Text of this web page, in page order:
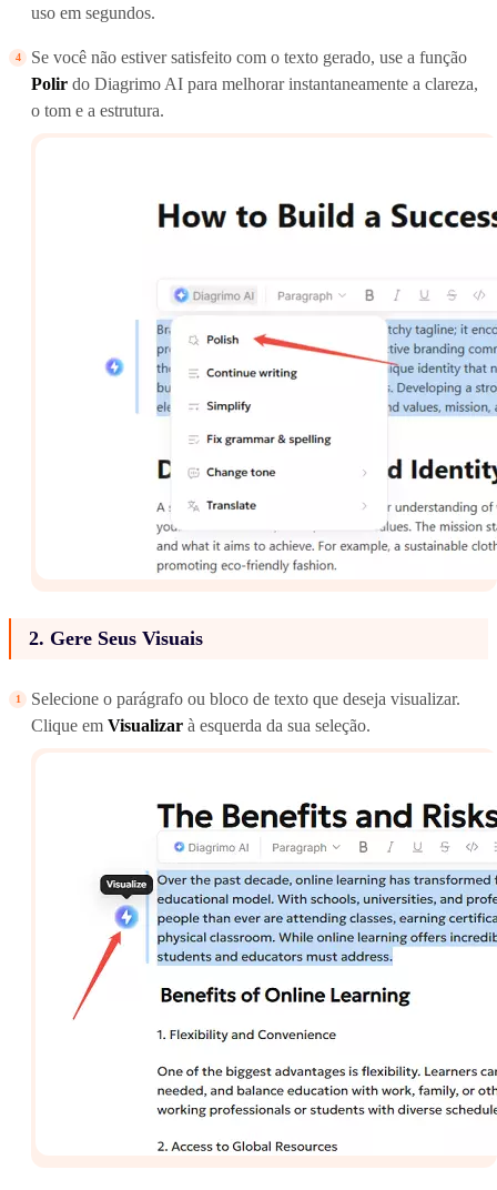
uso em segundos.
Se você não estiver satisfeito com o texto gerado, use a função
Polir do Diagrimo AI para melhorar instantaneamente a clareza,
o tom e a estrutura.
2. Gere Seus Visuais
Selecione o parágrafo ou bloco de texto que deseja visualizar.
Clique em Visualizar à esquerda da sua seleção.